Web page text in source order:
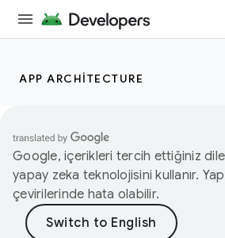
APP ARCHITECTURE
Google, içerikleri tercih ettiğiniz
yapay zeka teknolojisini kullanır.
çevirilerinde hata olabilir.